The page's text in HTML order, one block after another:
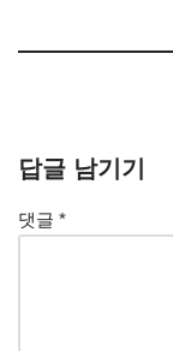
답글 남기기
댓글 *